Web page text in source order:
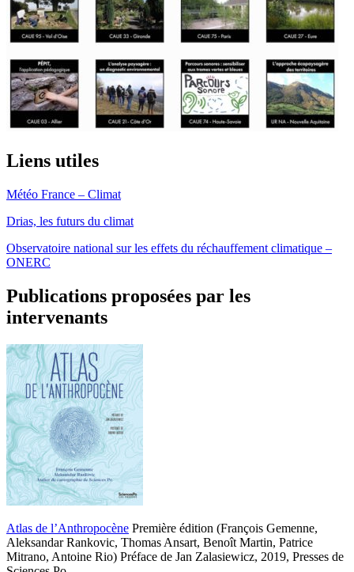
Liens utiles
Météo France – Climat
Drias, les futurs du climat
Observatoire national sur les effets du réchauffement climatique –
ONERC
Publications proposées par les
intervenants
Atlas de l’Anthropocène Première édition (François Gemenne,
Aleksandar Rankovic, Thomas Ansart, Benoît Martin, Patrice
Mitrano, Antoine Rio) Préface de Jan Zalasiewicz, 2019, Presses de